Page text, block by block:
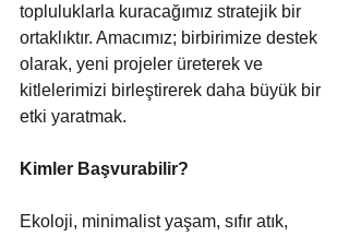
topluluklarla kuracağımız stratejik bir
ortaklıktır. Amacımız; birbirimize destek
olarak, yeni projeler üreterek ve
kitlelerimizi birleştirerek daha büyük bir
etki yaratmak.
Kimler Başvurabilir?
Ekoloji, minimalist yaşam, sıfır atık,